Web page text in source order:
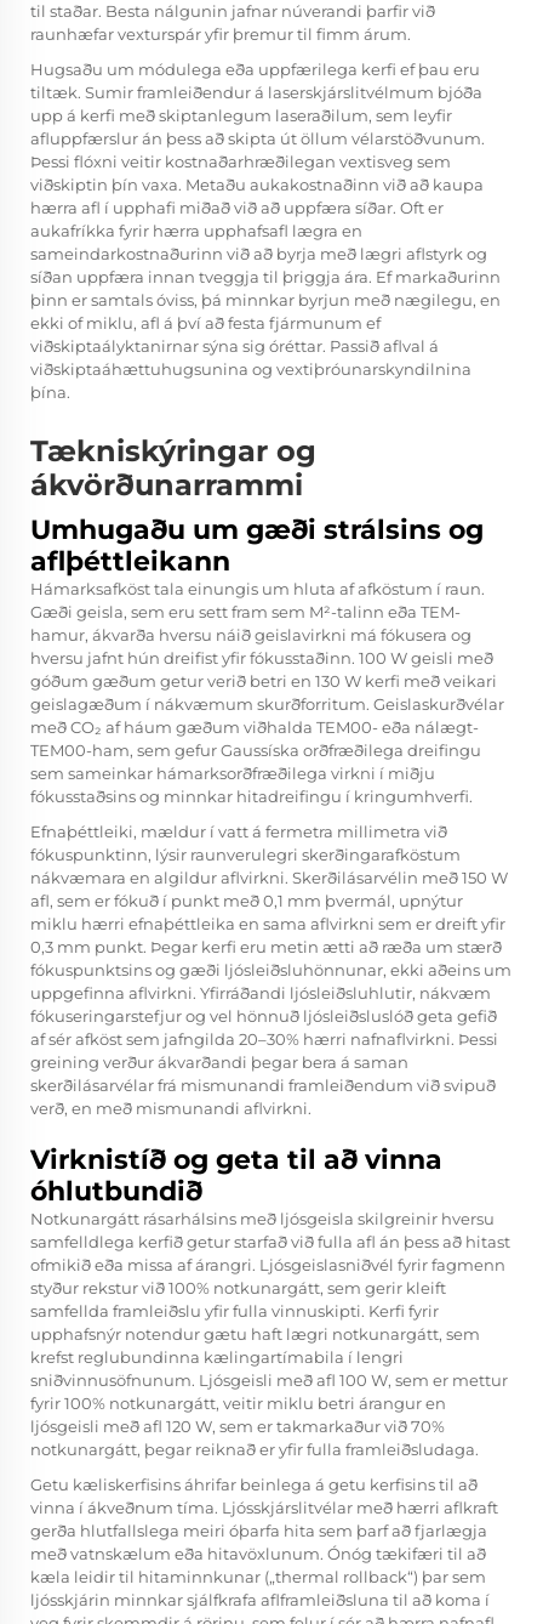
til staðar. Besta nálgunin jafnar núverandi þarfir við
raunhæfar vexturspár yfir þremur til fimm árum.
Hugsaðu um módulega eða uppfærilega kerfi ef þau eru
tiltæk. Sumir framleiðendur á laserskjárslitvélmum bjóða
upp á kerfi með skiptanlegum laseraðilum, sem leyfir
afluppfærslur án þess að skipta út öllum vélarstöðvunum.
Þessi flóxni veitir kostnaðarhræðilegan vextisveg sem
viðskiptin þín vaxa. Metaðu aukakostnaðinn við að kaupa
hærra afl í upphafi miðað við að uppfæra síðar. Oft er
aukafríkka fyrir hærra upphafsafl lægra en
sameindarkostnaðurinn við að byrja með lægri aflstyrk og
síðan uppfæra innan tveggja til þriggja ára. Ef markaðurinn
þinn er samtals óviss, þá minnkar byrjun með nægilegu, en
ekki of miklu, afl á því að festa fjármunum ef
viðskiptaályktanirnar sýna sig óréttar. Passið aflval á
viðskiptaáhættuhugsunina og vextiþróunarskyndilnina
þína.
Tækniskýringar og
ákvörðunarrammi
Umhugaðu um gæði strálsins og
aflþéttleikann
Hámarksafköst tala einungis um hluta af afköstum í raun.
Gæði geisla, sem eru sett fram sem M²-talinn eða TEM-
hamur, ákvarða hversu náið geislavirkni má fókusera og
hversu jafnt hún dreifist yfir fókusstaðinn. 100 W geisli með
góðum gæðum getur verið betri en 130 W kerfi með veikari
geislagæðum í nákvæmum skurðforritum. Geislaskurðvélar
með CO₂ af háum gæðum viðhalda TEM00- eða nálægt-
TEM00-ham, sem gefur Gaussíska orðfræðilega dreifingu
sem sameinkar hámarksorðfræðilega virkni í miðju
fókusstaðsins og minnkar hitadreifingu í kringumhverfi.
Efnaþéttleiki, mældur í vatt á fermetra millimetra við
fókuspunktinn, lýsir raunverulegri skerðingarafköstum
nákvæmara en algildur aflvirkni. Skerðilásarvélin með 150 W
afl, sem er fókuð í punkt með 0,1 mm þvermál, upnýtur
miklu hærri efnaþéttleika en sama aflvirkni sem er dreift yfir
0,3 mm punkt. Þegar kerfi eru metin ætti að ræða um stærð
fókuspunktsins og gæði ljósleiðsluhönnunar, ekki aðeins um
uppgefinna aflvirkni. Yfirráðandi ljósleiðsluhlutir, nákvæm
fókuseringarstefjur og vel hönnuð ljósleiðsluslóð geta gefið
af sér afköst sem jafngilda 20–30% hærri nafnaflvirkni. Þessi
greining verður ákvarðandi þegar bera á saman
skerðilásarvélar frá mismunandi framleiðendum við svipuð
verð, en með mismunandi aflvirkni.
Virknistíð og geta til að vinna
óhlutbundið
Notkunargátt rásarhálsins með ljósgeisla skilgreinir hversu
samfelldlega kerfið getur starfað við fulla afl án þess að hitast
ofmikið eða missa af árangri. Ljósgeislasniðvél fyrir fagmenn
styður rekstur við 100% notkunargátt, sem gerir kleift
samfellda framleiðslu yfir fulla vinnuskipti. Kerfi fyrir
upphafsnýr notendur gætu haft lægri notkunargátt, sem
krefst reglubundinna kælingartímabila í lengri
sniðvinnusöfnunum. Ljósgeisli með afl 100 W, sem er mettur
fyrir 100% notkunargátt, veitir miklu betri árangur en
ljósgeisli með afl 120 W, sem er takmarkaður við 70%
notkunargátt, þegar reiknað er yfir fulla framleiðsludaga.
Getu kæliskerfisins áhrifar beinlega á getu kerfisins til að
vinna í ákveðnum tíma. Ljósskjárslitvélar með hærri aflkraft
gerða hlutfallslega meiri óþarfa hita sem þarf að fjarlægja
með vatnskælum eða hitavöxlunum. Ónóg tækifæri til að
kæla leidir til hitaminnkunar („thermal rollback“) þar sem
ljósskjárin minnkar sjálfkrafa aflframleiðsluna til að koma í